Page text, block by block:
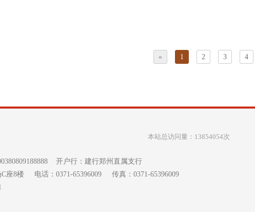
« 1 2 3 4
本站总访问量：13854054次
开户行：建行郑州直属支行
座8楼 电话：0371-65396009 传真：0371-65396009